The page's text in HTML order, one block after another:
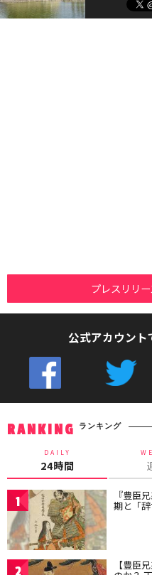
プレスリリ
公式アカウント
RANKING ランキング
DAILY
24時間
1 『豊臣
期と「
2 【豊臣